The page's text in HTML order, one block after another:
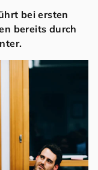
bei ersten
bereits durch